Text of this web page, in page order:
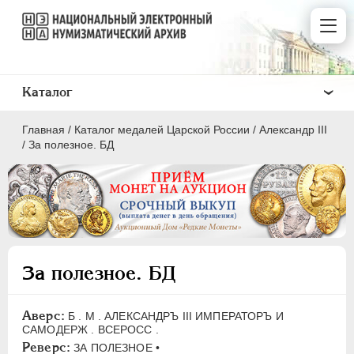
Главная / Каталог медалей Царской России / Александр III
/ За полезное. БД
За полезное. БД
Аверс: Б . М . АЛЕКСАНДРЪ III ИМПЕРАТОРЪ И
САМОДЕРЖ . ВСЕРОСС .
Реверс: ЗА ПОЛЕЗНОЕ •
Каталог
ВСЕ
ЕКАТЕРИНА I 1725-1727
АННА ИОАННОВНА 1730-1740
ИОАНН АНТОНОВИЧ